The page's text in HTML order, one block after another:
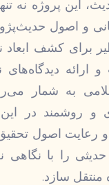
این پروژه نه
و اصول
برای کشف ابعاد
ارائه
به شمار
و روشمند در این
رعایت اصول
حدیثی را با نگاهی
منتقل سازد.